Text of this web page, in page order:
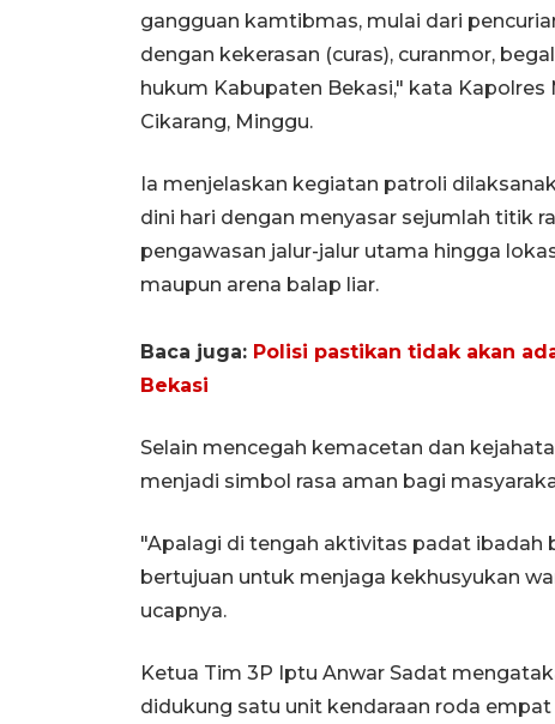
gangguan kamtibmas, mulai dari
dengan kekerasan (curas), curanmor,
hukum Kabupaten Bekasi," kata
Cikarang, Minggu.
Ia menjelaskan kegiatan patroli
dini hari dengan menyasar sejumlah titik
pengawasan jalur-jalur utama hingga
maupun arena balap liar.
Baca juga: Polisi pastikan tidak akan
Bekasi
Selain mencegah kemacetan dan
menjadi simbol rasa aman bagi
"Apalagi di tengah aktivitas padat ibadah
bertujuan untuk menjaga kekhusyukan
ucapnya.
Ketua Tim 3P Iptu Anwar Sadat
didukung satu unit kendaraan roda